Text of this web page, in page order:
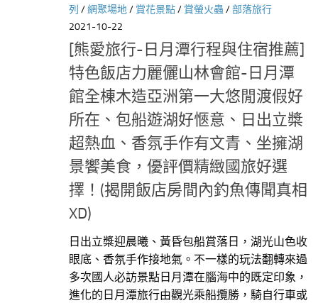
列 /網聚場地/ 賞花景點/ 賞螢火蟲 /部落旅行
2021-10-22
[熊愛旅行-日月潭行程與住宿推薦]
特色飯店力麗儷山林會館-日月潭
館全棟木造亞洲第一大悠閒渡假好
所在、包船遊湖好愜意、日出立槳
超熱血、香氛手作有文青、坐擁湖
景饗美食，優評價精緻國旅好選
擇！(揭開飯店房間內釣魚傳聞真相
XD)
日出立槳迎晨曦、黃昏包船賞落日，湖光山色收
眼底、香氛手作接地氣。不一樣的玩法翻轉來過
多次國人必訪景點日月潭在腦海中的既定印象，
進化的日月潭旅行由觀光乘船攬勝，騎自行車或